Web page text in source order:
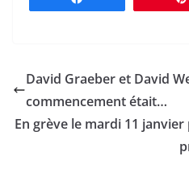
David Graeber et David
commencement était…
En grève le mardi 11